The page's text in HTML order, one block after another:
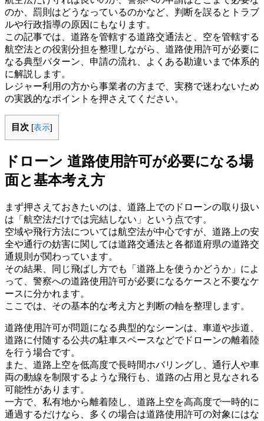
のか、罰則はどうなっているのかなど、判断を誤るとトラブ
ルや行政指導の原因にもなります。
この記事では、道路を管轄する道路交通法と、空を管轄する
航空法との役割分担を整理しながら、道路使用許可が必要に
なる典型パターン、申請の流れ、よくある勘違いまで体系的
に解説します。
レジャー利用の方から事業者の方まで、実務で迷わないため
の実践的なポイントを押さえてください。
目次 [表示]
ドローン 道路使用許可が必要になる場
面と基本考え方
まず押さえておきたいのは、道路上でのドローンの取り扱い
は「航空法だけでは完結しない」という点です。
空域や飛行方法については航空法が中心ですが、道路上の安
全や通行の妨害に関しては道路交通法と各都道府県の道路交
通規則が関わっています。
その結果、同じ飛ばし方でも「道路上を使うかどうか」によ
って、警察への道路使用許可が必要になるケースと不要なケ
ースに分かれます。
ここでは、その基本的な考え方と判断の軸を整理します。
道路使用許可が問題になる典型的なシーンは、車道や歩道、
道路に付随する公共の駐車スペースなどでドローンの離着陸
を行う場合です。
また、道路上空を低高度で長時間ホバリングし、通行人や車
両の動線を制限するような飛行も、道路の占用と見なされる
可能性があります。
一方で、私有地から離着陸し、道路上空を高高度で一時的に
通過するだけなら、多くの場合は道路使用許可の対象にはな